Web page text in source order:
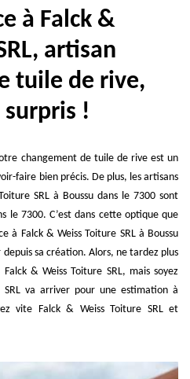
à Falck &
artisan
tuile de rive,
!
changement de tuile de rive est un
faire bien précis. De plus, les artisans
SRL à Boussu dans le 7300 sont
le 7300. C’est dans cette optique que
à Falck & Weiss Toiture SRL à Boussu
sa création. Alors, ne tardez plus
& Weiss Toiture SRL, mais soyez
va arriver pour une estimation à
vite Falck & Weiss Toiture SRL et